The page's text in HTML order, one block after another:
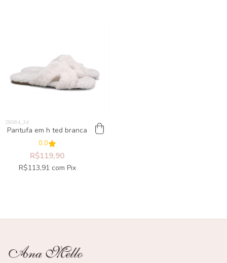
Pantufa em h ted branca
0.0
R$119,90
R$113,91 com Pix